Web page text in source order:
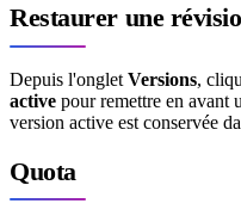
Restaurer une
Depuis l'onglet Versions,
active pour remettre en avant
version active est conservée
Quota